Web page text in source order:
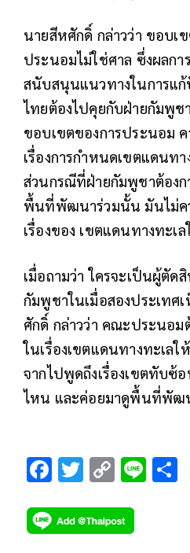
นายสีหศักดิ์ กล่าวว่า ขอบ
ประนอมไม่ใช่ศาล ซึ่งผลกา
สนับสนุนแนวทางในการแ
ไทยต้องไปคุยกับฝ่ายกัมพูช
ขอบเขตของการประนอม
เรื่องการกําหนดเขตแดนท
ส่วนกรณีที่ฝ่ายกัมพูชาต้องก
พื้นที่พัฒนาร่วมนั้น มันไม่ค
เรื่องของ เขตแดนทางทะเ
เมื่อถามว่า ใครจะเป็นผู้ตัด
กัมพูชาในเมื่อสองประเทศ
ศักดิ์ กล่าวว่า คณะประนอม
ในเรื่องเขตแดนทางทะเล
จากไปพูดถึงเรื่องเขตทับซ้
ไหน และค่อยมาดูพื้นที่พัฒน
F
e
b
T
tt
er
C
p
y
Li